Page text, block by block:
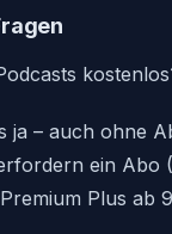
ja – auch ohne
ein Abo
Plus ab